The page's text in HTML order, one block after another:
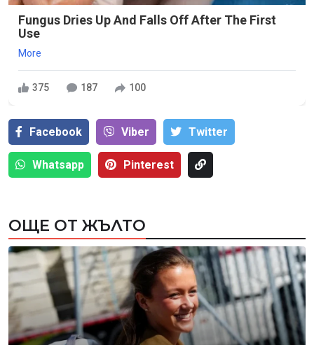
Fungus Dries Up And Falls Off After The First
Use
More
375 187 100
Facebook Viber Тwitter
Whatsapp Pinterest
ОЩЕ ОТ ЖЪЛТО